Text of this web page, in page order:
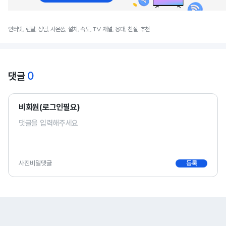
인터넷, 렌탈, 상담, 사은품, 설치, 속도, TV 채널, 응대, 친절, 추천
댓글 0
비회원(로그인필요)
사진비밀댓글 등록